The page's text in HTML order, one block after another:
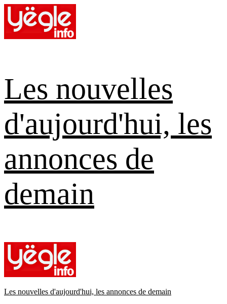
Skip
content
Les nouvelles
d'aujourd'hui, les
annonces de
demain
Primary
Les nouvelles d'aujourd'hui, les annonces de demain